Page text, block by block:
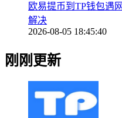
欧易提币到TP钱包遇
解决
2026-08-05 18:45:40
刚刚更新